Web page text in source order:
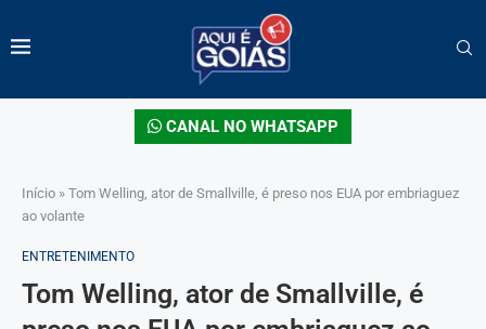
CANAL NO WHATSAPP
Início » Tom Welling, ator de Smallville, é preso nos EUA por embriaguez
ao volante
ENTRETENIMENTO
Tom Welling, ator de Smallville, é